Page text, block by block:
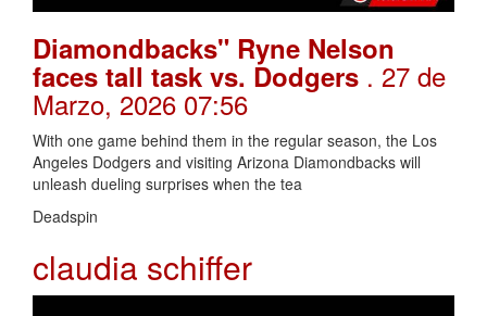
Diamondbacks" Ryne Nelson
faces tall task vs. Dodgers . 27 de
Marzo, 2026 07:56
With one game behind them in the regular season, the Los
Angeles Dodgers and visiting Arizona Diamondbacks will
unleash dueling surprises when the tea
Deadspin
claudia schiffer